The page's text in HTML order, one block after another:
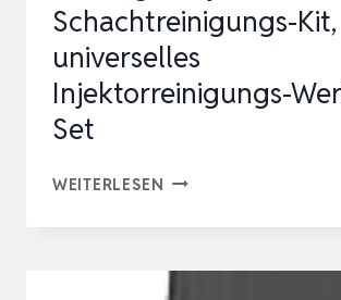
WASCHHANDSCHUH
&
T…
Schachtreinigungs-Kit,
universelles
Injektorreinigungs-
Set
WEITERLESEN 14-